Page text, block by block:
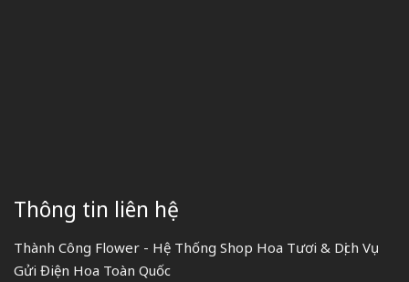
Thông tin liên hệ
Thành Công Flower - Hệ Thống Shop Hoa Tươi & Dịch Vụ
Gửi Điện Hoa Toàn Quốc